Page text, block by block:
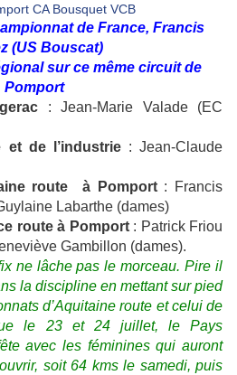
de France, Francis
(US Bouscat)
sur ce même circuit de
Pomport
: Jean-Marie Valade (EC
et de l’industrie: Jean-Claude
route à Pomport: Francis
Labarthe (dames)
route à Pomport: Patrick Friou
Gambillon (dames).
ne lâche pas le morceau. Pire il
la discipline en mettant sur pied
d’Aquitaine route et celui de
le 23 et 24 juillet, le Pays
avec les féminines qui auront
soit 64 kms le samedi, puis